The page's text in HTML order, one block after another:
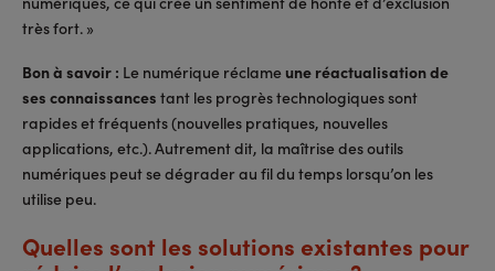
très fort. »
Bon à savoir : Le numérique réclame une réactualisation de
ses connaissances tant les progrès technologiques sont
rapides et fréquents (nouvelles pratiques, nouvelles
applications, etc.). Autrement dit, la maîtrise des outils
numériques peut se dégrader au fil du temps lorsqu’on les
utilise peu.
Quelles sont les solutions existantes pour